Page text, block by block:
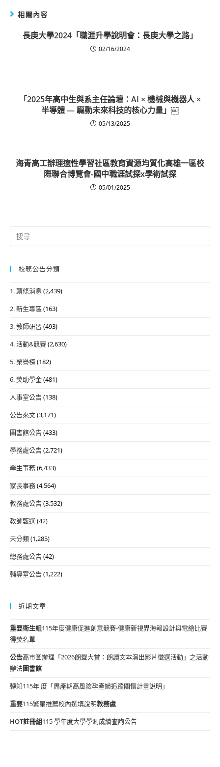
相關內容
長庚大學2024「職涯升學說明會：長庚大學之路」
02/16/2024
「2025年高中生與系主任論壇：AI × 機械與機器人 ×
半導體 — 驅動未來科技的核心力量」￼
05/13/2025
海青高工辦理適性學習社區教育資源均質化高雄一區校
際聯合博覽會-國中職涯試探x學術試探
05/01/2025
Search
for:
校務公告分類
1. 頭條消息 (2,439)
2. 新生專區 (163)
3. 教師研習 (493)
4. 活動&競賽(2,630)
5. 榮譽榜(182)
6. 獎助學金(481)
人事室公告(138)
公告來文(3,171)
圖書館公告(433)
學務處公告(2,721)
學生事務(6,433)
家長事務(4,564)
教務處公告(3,532)
教師甄選(42)
未分類(1,285)
總務處公告(42)
輔導室公告(1,222)
近期文章
重要衛生組115年度健康促進創意競賽-健康新視界海報設計與電繪比賽
得獎名單
公告高市圖辦理「2026朗聲大賞：朗讀文本演出影片徵選活動」之活動
辦法圖書館
轉知115年 度「周產期高風險孕產婦追蹤關懷計畫說明」
重要115繁星推薦校內選填說明教務處
HOT註冊組115 學年度大學學測成績查詢公告